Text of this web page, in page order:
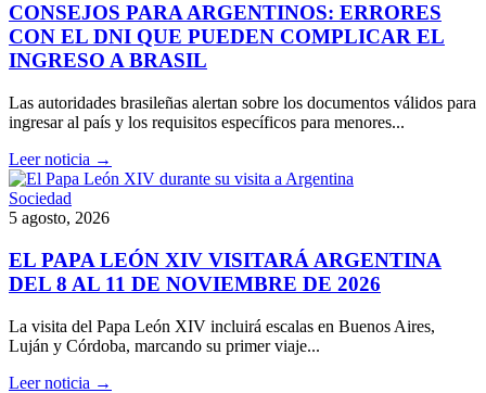
CONSEJOS PARA ARGENTINOS: ERRORES
CON EL DNI QUE PUEDEN COMPLICAR EL
INGRESO A BRASIL
Las autoridades brasileñas alertan sobre los documentos válidos para
ingresar al país y los requisitos específicos para menores...
Leer noticia →
Sociedad
5 agosto, 2026
EL PAPA LEÓN XIV VISITARÁ ARGENTINA
DEL 8 AL 11 DE NOVIEMBRE DE 2026
La visita del Papa León XIV incluirá escalas en Buenos Aires,
Luján y Córdoba, marcando su primer viaje...
Leer noticia →